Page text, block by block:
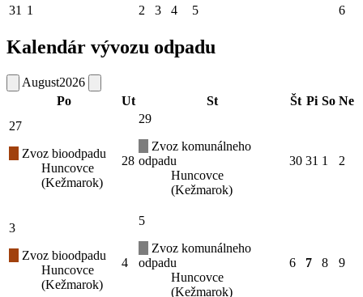
31 1 2 3 4 5 6
Kalendár vývozu odpadu
August2026
Po
Ut St Št Pi So Ne
27
Zvoz bioodpadu
Huncovce
(Kežmarok)
28
29
Zvoz komunálneho
odpadu
Huncovce
(Kežmarok)
30 31 1 2
3
Zvoz bioodpadu
Huncovce
(Kežmarok)
4
5
Zvoz komunálneho
odpadu
Huncovce
(Kežmarok)
6 7 8 9